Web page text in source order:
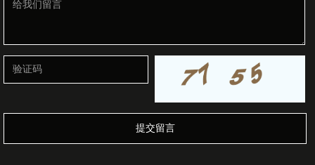
提交留言